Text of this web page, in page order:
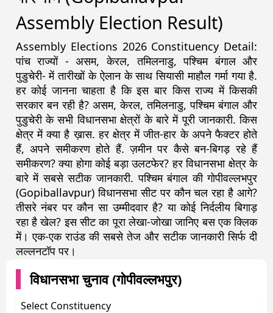
Assembly Election Result)
Assembly Elections 2026 Constituency Detail:
पांच राज्यों - असम, केरल, तमिलनाडु, पश्चिम बंगाल और
पुडुचेरी- में तारीखों के ऐलान के साथ सियासी माहौल गर्मा गया है.
हर कोई जानना चाहता है कि इस बार किस राज्य में किसकी
सरकार बन रही है? असम, केरल, तमिलनाडु, पश्चिम बंगाल और
पुडुचेरी के सभी विधानसभा क्षेत्रों के बारे में पूरी जानकारी. किस
क्षेत्र में क्या है ख़ास. हर क्षेत्र में जीत-हार के अपने फैक्टर होते
हैं, अपने समीकरण होते हैं. ज़मीन पर कैसे बन-बिगड़ रहे हैं
समीकरण? क्या होगा कोई बड़ा उलटफेर? हर विधानसभा क्षेत्र के
बारे में सबसे सटीक जानकारी. पश्चिम बंगाल की गोपीवल्लभपुर
(Gopiballavpur) विधानसभा सीट पर कौन चल रहा है आगे?
तीसरे नंबर पर कौन सा उम्मीदवार है? या कोई निर्दलीय बिगाड़
रहा है खेल? इस सीट का पूरा लेखा-जोखा जानिए बस एक क्लिक
में। एक-एक राउंड की सबसे तेज और सटीक जानकारी सिर्फ दी
लल्लनटॉप पर।
विधानसभा चुनाव (गोपीवल्लभपुर)
Select Constituency